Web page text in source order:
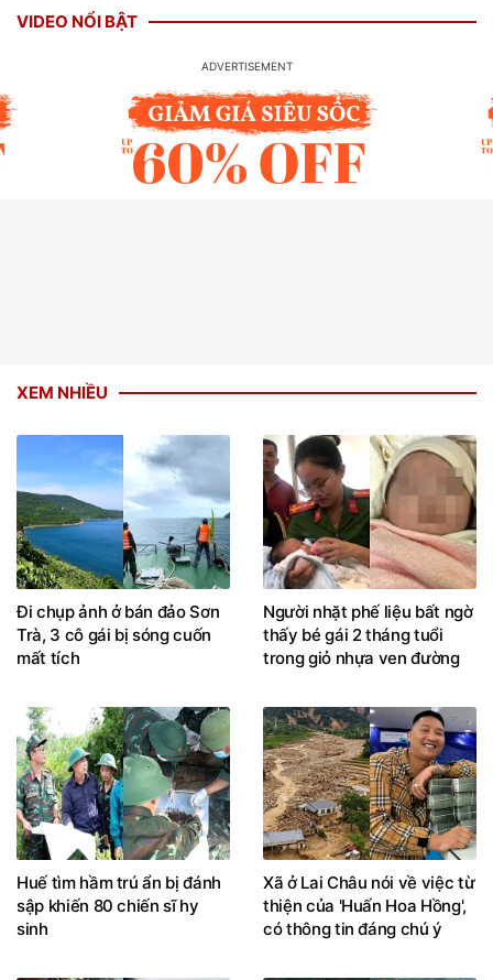
VIDEO NỔI BẬT
XEM NHIỀU
Đi chụp ảnh ở bán đảo Sơn
Trà, 3 cô gái bị sóng cuốn
mất tích
Người nhặt phế liệu bất ngờ
thấy bé gái 2 tháng tuổi
trong giỏ nhựa ven đường
Huế tìm hầm trú ẩn bị đánh
sập khiến 80 chiến sĩ hy
sinh
Xã ở Lai Châu nói về việc từ
thiện của 'Huấn Hoa Hồng',
có thông tin đáng chú ý